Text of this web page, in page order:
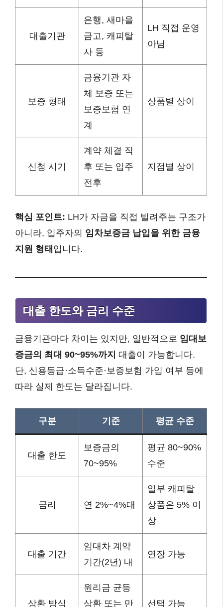
대출기관
은행, 새마을
금고, 캐피탈
사 등
LH 직접 운영
아님
보증 형태
금융기관 자
체 보증 또는
보증보험 연
계
상품별 상이
신청 시기
계약 체결 직
후 또는 입주
전후
지점별 상이
핵심 포인트: LH가 자금을 직접 빌려주는 구조가
아니라, 입주자의 임차보증금 납입을 위한 금융
지원 형태 입니다.
대출 한도와 금리 수준
금융기관마다 차이는 있지만, 일반적으로 임대보
증금의 최대 90~95%까지 대출이 가능합니다.
단, 신용등급·소득수준·보증보험 가입 여부 등에
따라 실제 한도는 달라집니다.
구분 기준 평균 수준
대출 한도
보증금의
70~95%
평균 80~90%
수준
금리 연 2%~4%대
일부 캐피탈
상품은 5% 이
상
대출 기간
임대차 계약
기간(2년) 내
연장 가능
상환 방식
원리금 균등
상환 또는 만
선택 가능